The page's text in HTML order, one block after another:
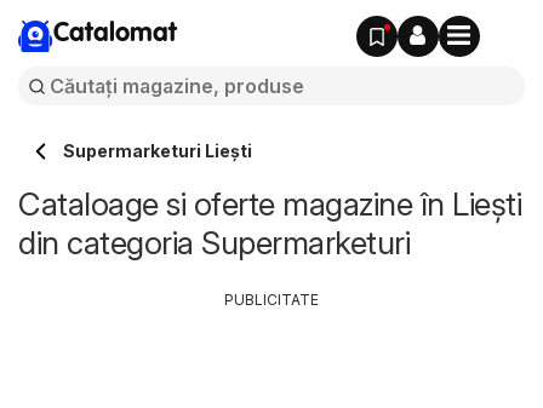
Catalomat
Supermarketuri Lieşti
Cataloage si oferte magazine în Lieşti
din categoria Supermarketuri
PUBLICITATE